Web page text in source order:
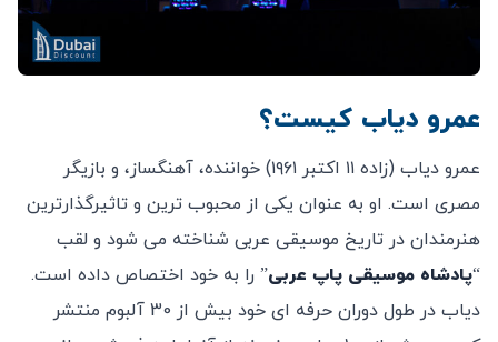
عمرو دیاب کیست؟
عمرو دیاب (زاده ۱۱ اکتبر ۱۹۶۱) خواننده، آهنگساز، و بازیگر
مصری است. او به عنوان یکی از محبوب ترین و تاثیرگذارترین
هنرمندان در تاریخ موسیقی عربی شناخته می شود و لقب
“پادشاه موسیقی پاپ عربی” را به خود اختصاص داده است.
دیاب در طول دوران حرفه ای خود بیش از 30 آلبوم منتشر